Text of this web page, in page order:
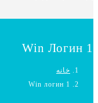
1 Win Логин
خانه
1 Win логин